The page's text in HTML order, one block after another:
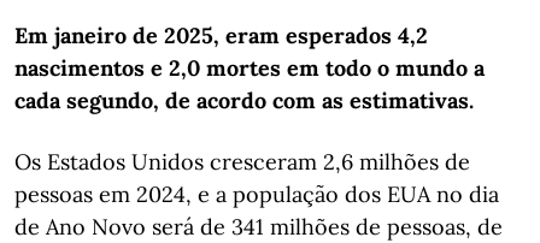
Em janeiro de 2025, eram esperados 4,2
nascimentos e 2,0 mortes em todo o mundo a
cada segundo, de acordo com as estimativas.
Os Estados Unidos cresceram 2,6 milhões de
pessoas em 2024, e a população dos EUA no dia
de Ano Novo será de 341 milhões de pessoas, de